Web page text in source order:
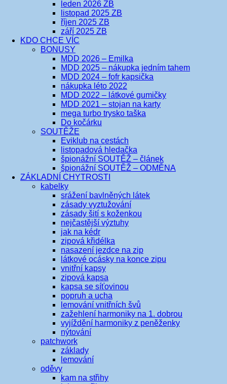
leden 2026 ZB
listopad 2025 ZB
říjen 2025 ZB
září 2025 ZB
KDO CHCE VÍC
BONUSY
MDD 2026 – Emilka
MDD 2025 – nákupka jedním tahem
MDD 2024 – fofr kapsička
nákupka léto 2022
MDD 2022 – látkové gumičky
MDD 2021 – stojan na karty
mega turbo trysko taška
Do kočárku
SOUTĚŽE
Eviklub na cestách
listopadová hledačka
špionážní SOUTĚŽ – článek
špionážní SOUTĚŽ – ODMĚNA
ZÁKLADNÍ CHYTROSTI
kabelky
srážení bavlněných látek
zásady vyztužování
zásady šití s koženkou
nejčastější výztuhy
jak na kédr
zipová křidélka
nasazení jezdce na zip
látkové ocásky na konce zipu
vnitřní kapsy
zipová kapsa
kapsa se síťovinou
popruh a ucha
lemování vnitřních švů
zažehlení harmoniky na 1. dobrou
vyjíždění harmoniky z peněženky
nýtování
patchwork
základy
lemování
oděvy
kam na střihy